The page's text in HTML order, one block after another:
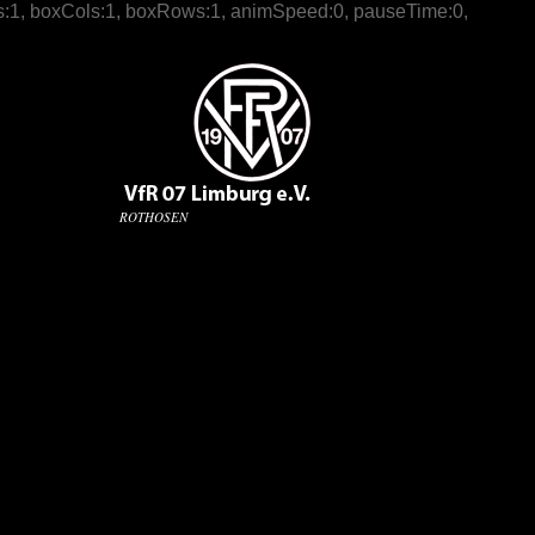
boxCols:1, boxRows:1, animSpeed:0, pauseTime:0,
ROTHOSEN